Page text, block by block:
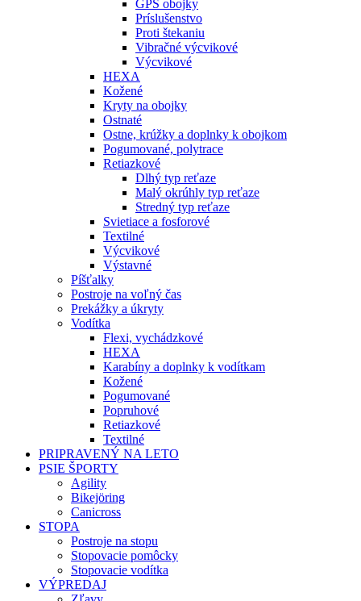
GPS obojky
Príslušenstvo
Proti štekaniu
Vibračné výcvikové
Výcvikové
HEXA
Kožené
Kryty na obojky
Ostnaté
Ostne, krúžky a doplnky k obojkom
Pogumované, polytrace
Retiazkové
Dlhý typ reťaze
Malý okrúhly typ reťaze
Stredný typ reťaze
Svietiace a fosforové
Textilné
Výcvikové
Výstavné
Píšťalky
Postroje na voľný čas
Prekážky a úkryty
Vodítka
Flexi, vychádzkové
HEXA
Karabíny a doplnky k vodítkam
Kožené
Pogumované
Popruhové
Retiazkové
Textilné
PRIPRAVENÝ NA LETO
PSIE ŠPORTY
Agility
Bikejöring
Canicross
STOPA
Postroje na stopu
Stopovacie pomôcky
Stopovacie vodítka
VÝPREDAJ